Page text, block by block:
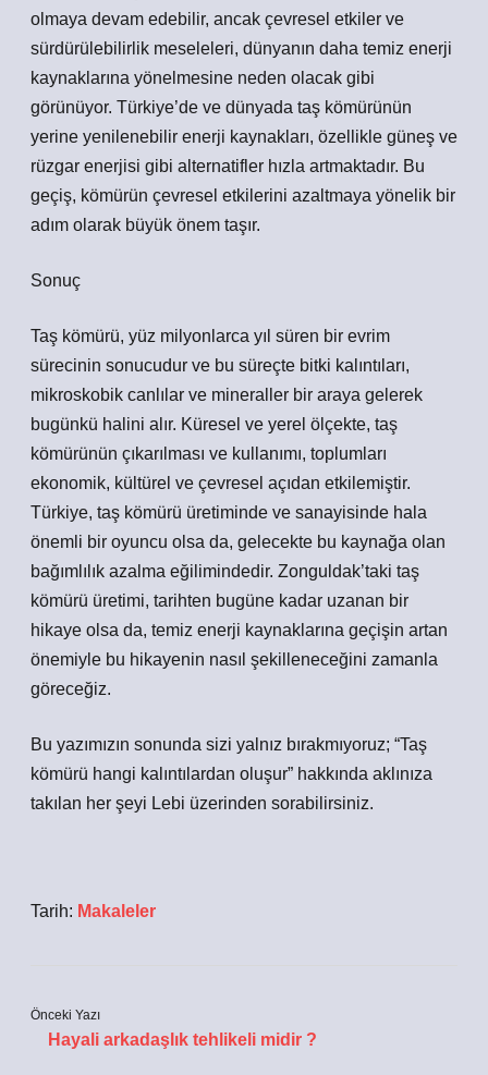
olmaya devam edebilir, ancak çevresel etkiler ve
sürdürülebilirlik meseleleri, dünyanın daha temiz enerji
kaynaklarına yönelmesine neden olacak gibi
görünüyor. Türkiye’de ve dünyada taş kömürünün
yerine yenilenebilir enerji kaynakları, özellikle güneş ve
rüzgar enerjisi gibi alternatifler hızla artmaktadır. Bu
geçiş, kömürün çevresel etkilerini azaltmaya yönelik bir
adım olarak büyük önem taşır.
Sonuç
Taş kömürü, yüz milyonlarca yıl süren bir evrim
sürecinin sonucudur ve bu süreçte bitki kalıntıları,
mikroskobik canlılar ve mineraller bir araya gelerek
bugünkü halini alır. Küresel ve yerel ölçekte, taş
kömürünün çıkarılması ve kullanımı, toplumları
ekonomik, kültürel ve çevresel açıdan etkilemiştir.
Türkiye, taş kömürü üretiminde ve sanayisinde hala
önemli bir oyuncu olsa da, gelecekte bu kaynağa olan
bağımlılık azalma eğilimindedir. Zonguldak’taki taş
kömürü üretimi, tarihten bugüne kadar uzanan bir
hikaye olsa da, temiz enerji kaynaklarına geçişin artan
önemiyle bu hikayenin nasıl şekilleneceğini zamanla
göreceğiz.
Bu yazımızın sonunda sizi yalnız bırakmıyoruz; “Taş
kömürü hangi kalıntılardan oluşur” hakkında aklınıza
takılan her şeyi Lebi üzerinden sorabilirsiniz.
Tarih: Makaleler
Önceki Yazı
Hayali arkadaşlık tehlikeli midir ?